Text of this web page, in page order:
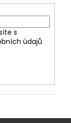
s
údajů